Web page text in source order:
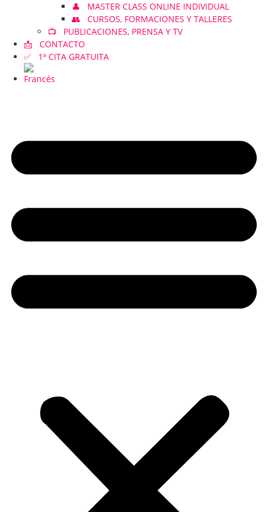
👤 MASTER CLASS ONLINE INDIVIDUAL
👥 CURSOS, FORMACIONES Y TALLERES
📺 PUBLICACIONES, PRENSA Y TV
📩 CONTACTO
✅ 1ª CITA GRATUITA